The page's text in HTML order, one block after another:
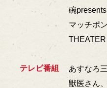
碗
マッチポ
THEATER
テレビ番組
あすなろ
獣医さん